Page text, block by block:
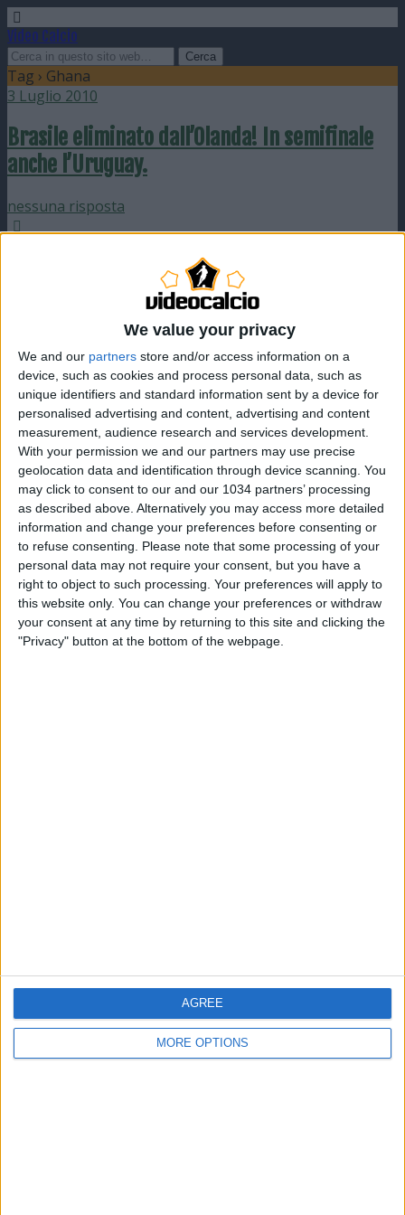
We value your privacy
We and our partners store and/or access information on a
device, such as cookies and process personal data, such as
unique identifiers and standard information sent by a device for
personalised advertising and content, advertising and content
measurement, audience research and services development.
With your permission we and our partners may use precise
geolocation data and identification through device scanning. You
may click to consent to our and our 1034 partners’ processing
as described above. Alternatively you may access more detailed
information and change your preferences before consenting or
to refuse consenting.
Please note that some processing of your
personal data may not require your consent, but you have a
right to object to such processing. Your preferences will apply to
this website only. You can change your preferences or withdraw
your consent at any time by returning to this site and clicking the
"Privacy" button at the bottom of the webpage.
MORE OPTIONS
AGREE
Video Calcio
Tag › Ghana
3 Luglio 2010
Brasile eliminato dall’Olanda! In semifinale
anche l’Uruguay.
nessuna risposta
Germania ed Argentina si affronteranno ai
quarti del Mondiale 2010
nessuna risposta
24 Giugno 2010
Tutto ok per Inghilterra e Germania. Stati
Uniti qualificati al 91′.
nessuna risposta
14 Giugno 2010
Mondiale – Gruppo D: vola la Germania, anche
il Ghana a 3 punti
Coppa d’Africa: il Ghana conquista il 3° posto
nessuna risposta
5 Febbraio 2008